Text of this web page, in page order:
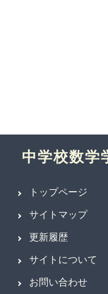
中学校数学
トップページ
サイトマップ
更新履歴
サイトについて
お問い合わせ